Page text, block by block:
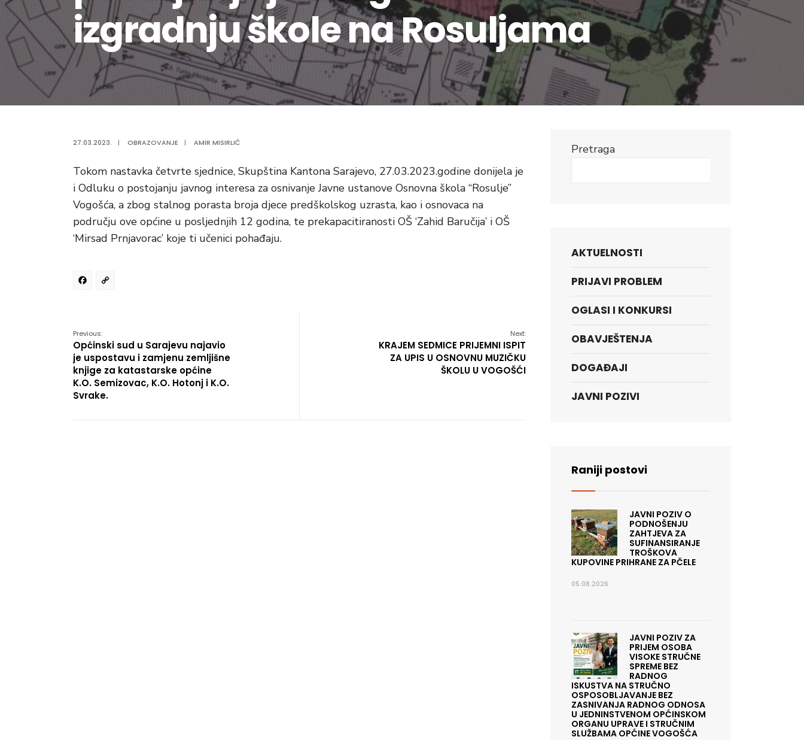
izgradnju škole na Rosuljama
27.03.2023. | OBRAZOVANJE | AMIR MISIRLIĆ
Tokom nastavka četvrte sjednice, Skupština Kantona Sarajevo, 27.03.2023.godine donijela je
i Odluku o postojanju javnog interesa za osnivanje Javne ustanove Osnovna škola “Rosulje”
Vogošća, a zbog stalnog porasta broja djece predškolskog uzrasta, kao i osnovaca na
području ove općine u posljednjih 12 godina, te prekapacitiranosti OŠ ‘Zahid Baručija’ i OŠ
‘Mirsad Prnjavorac’ koje ti učenici pohađaju.
Facebook
Previous:
Općinski sud u Sarajevu najavio
je uspostavu i zamjenu zemljišne
knjige za katastarske općine
K.O. Semizovac, K.O. Hotonj i K.O.
Svrake.
Next:
KRAJEM SEDMICE PRIJEMNI ISPIT
ZA UPIS U OSNOVNU MUZIČKU
ŠKOLU U VOGOŠĆI
Pretraga
AKTUELNOSTI
PRIJAVI PROBLEM
OGLASI I KONKURSI
OBAVJEŠTENJA
DOGAĐAJI
JAVNI POZIVI
Raniji postovi
JAVNI POZIV O
PODNOŠENJU
ZAHTJEVA ZA
SUFINANSIRANJE
TROŠKOVA
KUPOVINE PRIHRANE ZA PČELE
05.08.2026.
JAVNI POZIV ZA
PRIJEM OSOBA
VISOKE STRUČNE
SPREME BEZ
RADNOG
ISKUSTVA NA STRUČNO
OSPOSOBLJAVANJE BEZ
ZASNIVANJA RADNOG ODNOSA
U JEDNINSTVENOM OPĆINSKOM
ORGANU UPRAVE I STRUČNIM
SLUŽBAMA OPĆINE VOGOŠĆA